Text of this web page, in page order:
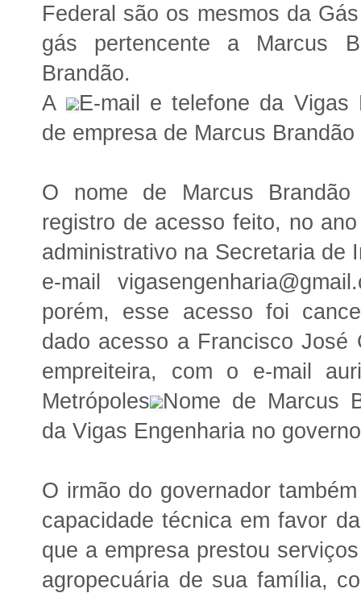
Federal são os mesmos da
gás pertencente a Marcus
Brandão.
A E-mail e telefone da Vigas
de empresa de Marcus Brandão
O nome de Marcus
registro de acesso feito, no
administrativo na Secretaria de
e-mail
porém, esse acesso foi
dado acesso a Francisco José
empreiteira, com o e-mail
Metrópoles
Nome de Marcus
da Vigas Engenharia no
O irmão do governador
capacidade técnica em favor
que a empresa prestou
agropecuária de sua família,